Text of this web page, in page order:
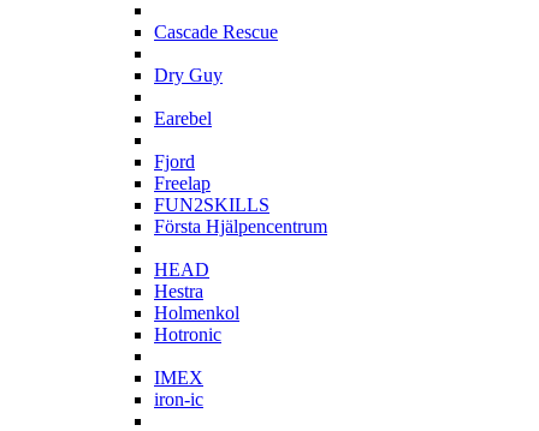
Cascade Rescue
Dry Guy
Earebel
Fjord
Freelap
FUN2SKILLS
Första Hjälpencentrum
HEAD
Hestra
Holmenkol
Hotronic
IMEX
iron-ic